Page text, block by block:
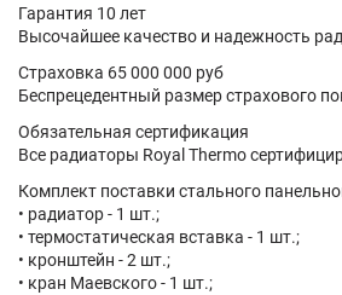
Гарантия 10 лет
Высочайшее качество и надежность
Страховка 65 000 000 руб
Беспрецедентный размер страхового
Обязательная сертификация
Все радиаторы Royal Thermo
Комплект поставки стального
• радиатор - 1 шт.;
• термостатическая вставка - 1 шт.;
• кронштейн - 2 шт.;
• кран Маевского - 1 шт.;